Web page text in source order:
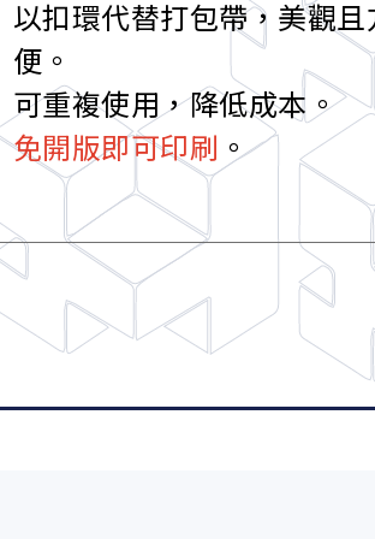
以扣環代替打包帶，美觀且
便。
可重複使用，降低成本。
免開版即可印刷 。